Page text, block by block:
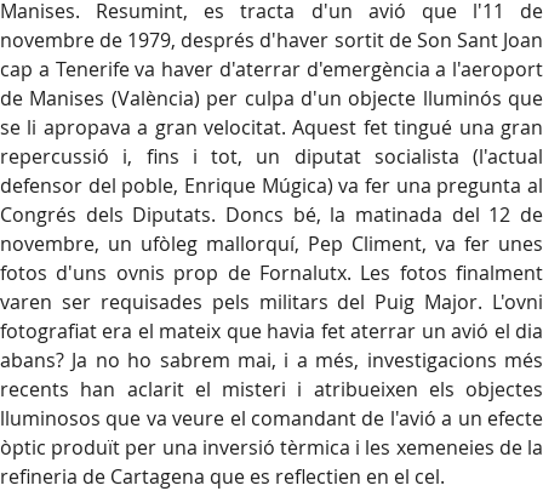
Manises. Resumint, es tracta d'un avió que l'11 de
novembre de 1979, després d'haver sortit de Son Sant Joan
cap a Tenerife va haver d'aterrar d'emergència a l'aeroport
de Manises (València) per culpa d'un objecte lluminós que
se li apropava a gran velocitat. Aquest fet tingué una gran
repercussió i, fins i tot, un diputat socialista (l'actual
defensor del poble, Enrique Múgica) va fer una pregunta al
Congrés dels Diputats. Doncs bé, la matinada del 12 de
novembre, un ufòleg mallorquí, Pep Climent, va fer unes
fotos d'uns ovnis prop de Fornalutx. Les fotos finalment
varen ser requisades pels militars del Puig Major. L'ovni
fotografiat era el mateix que havia fet aterrar un avió el dia
abans? Ja no ho sabrem mai, i a més, investigacions més
recents han aclarit el misteri i atribueixen els objectes
lluminosos que va veure el comandant de l'avió a un efecte
òptic produït per una inversió tèrmica i les xemeneies de la
refineria de Cartagena que es reflectien en el cel.